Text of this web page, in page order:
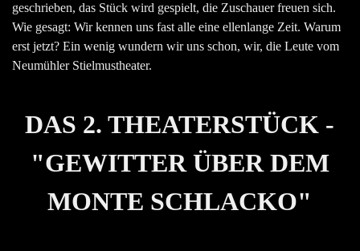
geschrieben, das Stück wird gespielt, die Zuschauer freuen sich.
Wie gesagt: Wir kennen uns fast alle eine ellenlange Zeit. Warum
erst jetzt? Ein wenig wundern wir uns schon, wir, die Leute vom
Neumühler Stielmustheater.
DAS 2. THEATERSTÜCK -
"GEWITTER ÜBER DEM
MONTE SCHLACKO"